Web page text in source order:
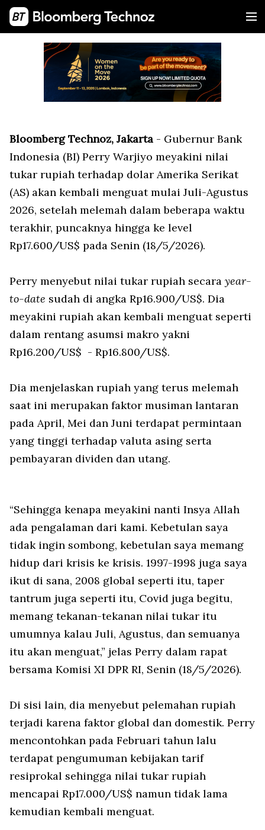
Bloomberg Technoz, Jakarta - Gubernur Bank
Indonesia (BI) Perry Warjiyo meyakini nilai
tukar rupiah terhadap dolar Amerika Serikat
(AS) akan kembali menguat mulai Juli-Agustus
2026, setelah melemah dalam beberapa waktu
terakhir, puncaknya hingga ke level
Rp17.600/US$ pada Senin (18/5/2026).
Perry menyebut nilai tukar rupiah secara year-
to-date sudah di angka Rp16.900/US$. Dia
meyakini rupiah akan kembali menguat seperti
dalam rentang asumsi makro yakni
Rp16.200/US$ - Rp16.800/US$.
Dia menjelaskan rupiah yang terus melemah
saat ini merupakan faktor musiman lantaran
pada April, Mei dan Juni terdapat permintaan
yang tinggi terhadap valuta asing serta
pembayaran dividen dan utang.
“Sehingga kenapa meyakini nanti Insya Allah
ada pengalaman dari kami. Kebetulan saya
tidak ingin sombong, kebetulan saya memang
hidup dari krisis ke krisis. 1997-1998 juga saya
ikut di sana, 2008 global seperti itu, taper
tantrum juga seperti itu, Covid juga begitu,
memang tekanan-tekanan nilai tukar itu
umumnya kalau Juli, Agustus, dan semuanya
itu akan menguat,” jelas Perry dalam rapat
bersama Komisi XI DPR RI, Senin (18/5/2026).
Di sisi lain, dia menyebut pelemahan rupiah
terjadi karena faktor global dan domestik. Perry
mencontohkan pada Februari tahun lalu
terdapat pengumuman kebijakan tarif
resiprokal sehingga nilai tukar rupiah
mencapai Rp17.000/US$ namun tidak lama
kemudian kembali menguat.